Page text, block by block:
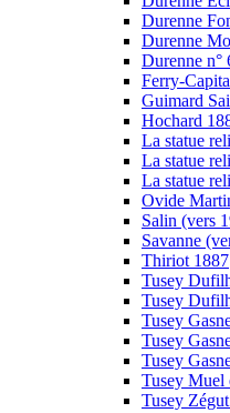
Durenne
Durenne
Durenne n°
Ferry-
Guimard
Hochard
La statue
La statue
La statue
Ovide
Salin (vers
Savanne
Thiriot 1887
Tusey
Tusey
Tusey
Tusey
Tusey
Tusey Muel
Tusey